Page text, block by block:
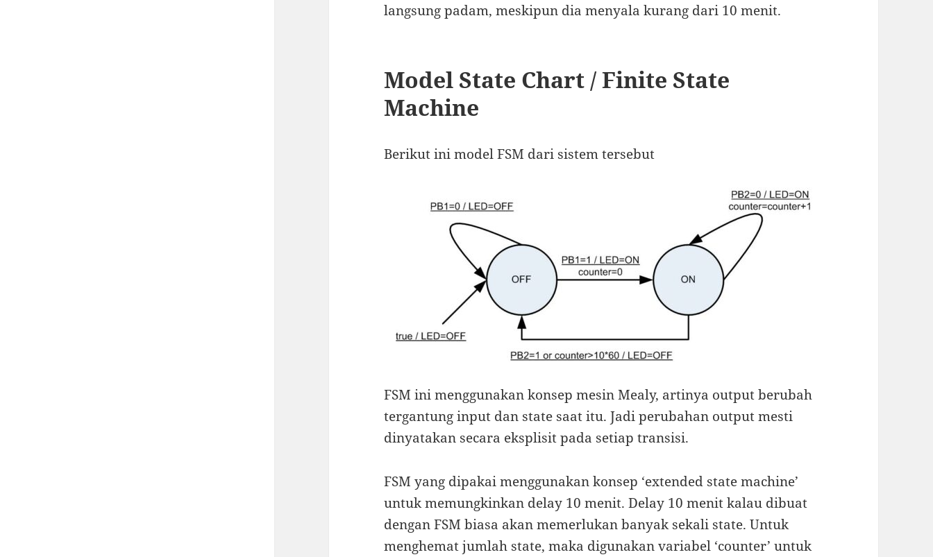
langsung padam, meskipun dia menyala kurang dari 10 menit.
Model State Chart / Finite State
Machine
Berikut ini model FSM dari sistem tersebut
FSM ini menggunakan konsep mesin Mealy, artinya output berubah
tergantung input dan state saat itu. Jadi perubahan output mesti
dinyatakan secara eksplisit pada setiap transisi.
FSM yang dipakai menggunakan konsep ‘extended state machine’
untuk memungkinkan delay 10 menit. Delay 10 menit kalau dibuat
dengan FSM biasa akan memerlukan banyak sekali state. Untuk
menghemat jumlah state, maka digunakan variabel ‘counter’ untuk